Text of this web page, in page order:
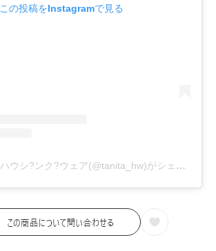
この投稿をInstagramで見る
株式会社タニタハウシ?ンク?ウェア(@tanita_hw)がシェアした投稿